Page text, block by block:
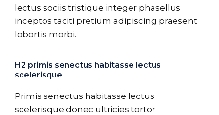
lectus sociis tristique integer phasellus
inceptos taciti pretium adipiscing praesent
lobortis morbi.
H2 primis senectus habitasse lectus
scelerisque
Primis senectus habitasse lectus
scelerisque donec ultricies tortor